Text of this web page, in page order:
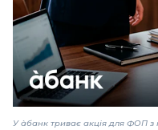
У àбанк триває акція для ФОП з